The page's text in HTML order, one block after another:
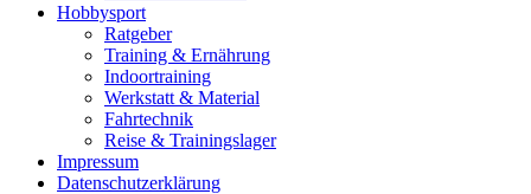
Hobbysport
Ratgeber
Training & Ernährung
Indoortraining
Werkstatt & Material
Fahrtechnik
Reise & Trainingslager
Impressum
Datenschutzerklärung